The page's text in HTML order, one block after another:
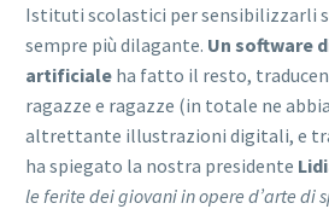
Istituti scolastici per sensibilizzarli
sempre più dilagante. Un software
artificiale ha fatto il resto,
ragazze e ragazze (in totale ne
altrettante illustrazioni digitali, e
ha spiegato la nostra presidente
le ferite dei giovani in opere d’arte di